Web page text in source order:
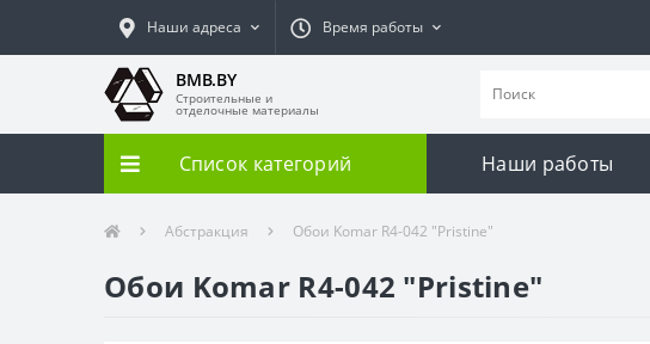
Наши адреса Время работы
BMB.BY
Строительные и
отделочные материалы
Список категорий Наши работы
Абстракция Обои Komar R4-042 "Pristine"
Обои Komar R4-042 "Pristine"